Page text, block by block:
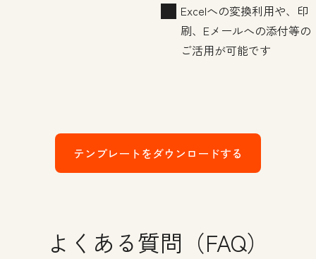
Excelへの変換利用や、印
刷、Eメールへの添付等の
ご活用が可能です
テンプレートをダウンロードする
よくある質問（FAQ）